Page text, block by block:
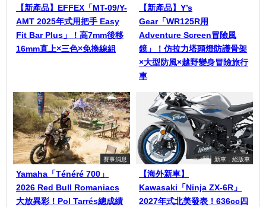
【新產品】EFFEX「MT-09/Y-
AMT 2025年式用把手 Easy
Fit Bar Plus」！高7mm後移
16mm直上×三色×免換線組
【新產品】Y’s
Gear「WR125R用
Adventure Screen冒險風
鏡」！仿拉力塔頭燈防護骨架
×大型防風×越野變身冒險旅行
車
賽事消息
Yamaha「Ténéré 700」
2026 Red Bull Romaniacs
大放異彩！Pol Tarrés總成績
新車．絕版車
【海外新車】
Kawasaki「Ninja ZX-6R」
2027年式北美發表！636cc四